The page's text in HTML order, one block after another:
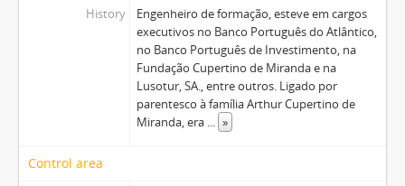
History
Engenheiro de formação, esteve em cargos
executivos no Banco Português do Atlântico,
no Banco Português de Investimento, na
Fundação Cupertino de Miranda e na
Lusotur, SA., entre outros. Ligado por
parentesco à família Arthur Cupertino de
Miranda, era ... »
Control area